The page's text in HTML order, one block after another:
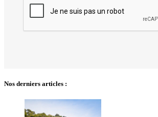
Nos derniers articles :